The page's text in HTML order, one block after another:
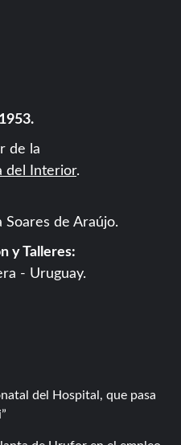
de la
del Interior.
Soares de Araújo.
y Talleres:
- Uruguay.
del Hospital, que pasa